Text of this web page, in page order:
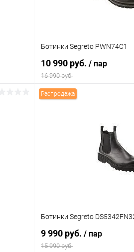
Ботинки Segreto PWN74C1
10 990 руб. / пар
16 990 руб.
Распродажа
Ботинки Segreto
9 990 руб. / пар
15 990 руб.